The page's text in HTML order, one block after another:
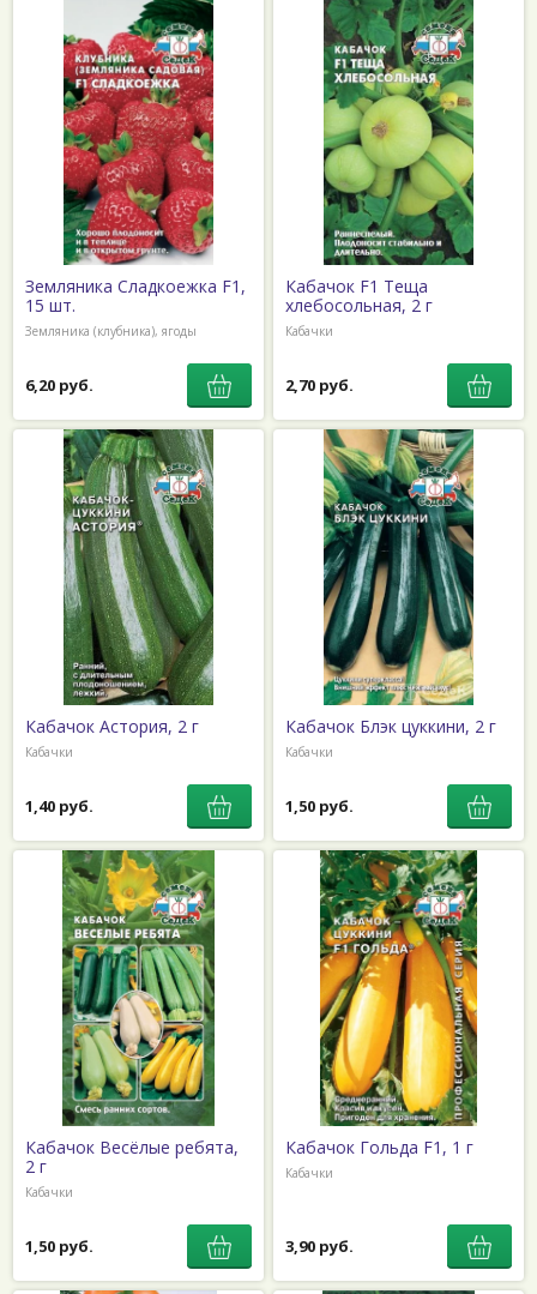
Земляника Сладкоежка F1,
15 шт.
Земляника (клубника), ягоды
6,20 руб.
Кабачок F1 Теща
хлебосольная, 2 г
Кабачки
2,70 руб.
Кабачок Астория, 2 г
Кабачки
1,40 руб.
Кабачок Блэк цуккини, 2 г
Кабачки
1,50 руб.
Кабачок Весёлые ребята,
2 г
Кабачки
1,50 руб.
Кабачок Гольда F1, 1 г
Кабачки
3,90 руб.